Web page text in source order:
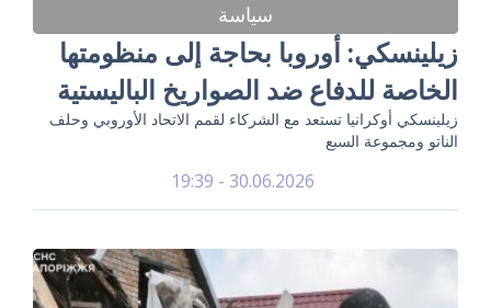
سياسة
زيلينسكي: أوروبا بحاجة إلى منظومتها
الخاصة للدفاع ضد الصواريخ الباليستية
زيلينسكي أوكرانيا تستعد مع الشركاء لقمم الاتحاد الأوروبي وحلف
الناتو ومجموعة السبع
30.06.2026 - 19:39